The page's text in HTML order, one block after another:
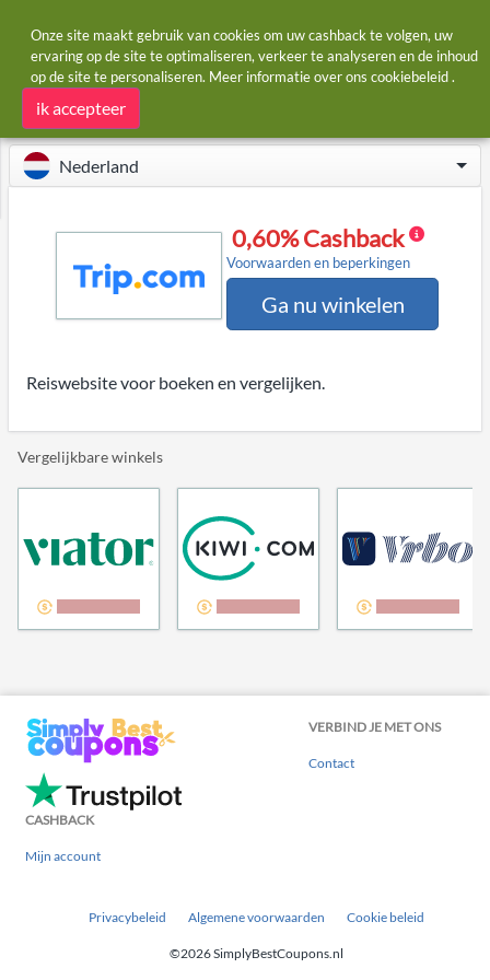
Startpagina Winkels Trip.com
Trip.com cashback
Nederland
0,60% Cashback
Voorwaarden en beperkingen
Ga nu winkelen
Reiswebsite voor boeken en vergelijken.
Vergelijkbare winkels
VERBIND JE MET ONS
Contact
CASHBACK
Mijn account
Privacybeleid Algemene voorwaarden Cookie beleid
©2026 SimplyBestCoupons.nl
Onze site maakt gebruik van cookies om uw cashback te volgen, uw
ervaring op de site te optimaliseren, verkeer te analyseren en de inhoud
op de site te personaliseren. Meer informatie over ons cookiebeleid.
ik accepteer